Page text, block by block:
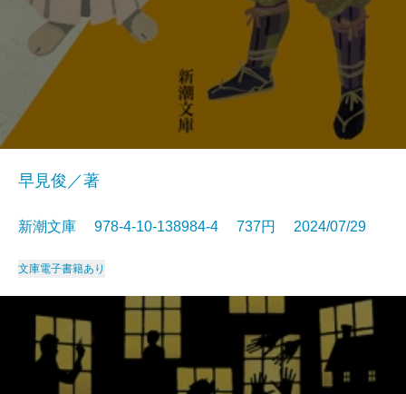
早見俊／著
新潮文庫 978-4-10-138984-4 737円 2024/07/29
文庫電子書籍あり